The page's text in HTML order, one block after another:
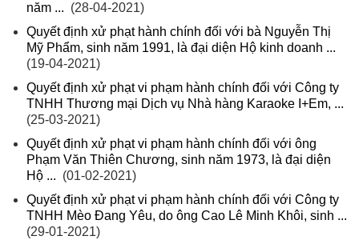
năm ... (28-04-2021)
Quyết định xử phạt hành chính đối với bà Nguyễn Thị
Mỹ Phẩm, sinh năm 1991, là đại diện Hộ kinh doanh ...
(19-04-2021)
Quyết định xử phạt vi phạm hành chính đối với Công ty
TNHH Thương mại Dịch vụ Nhà hàng Karaoke I+Em, ...
(25-03-2021)
Quyết định xử phạt vi phạm hành chính đối với ông
Phạm Văn Thiên Chương, sinh năm 1973, là đại diện
Hộ ... (01-02-2021)
Quyết định xử phạt vi phạm hành chính đối với Công ty
TNHH Mèo Đang Yêu, do ông Cao Lê Minh Khôi, sinh ...
(29-01-2021)